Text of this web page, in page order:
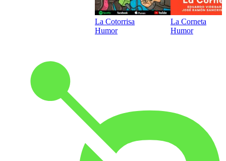
La Cotorrisa
Humor
La Corneta
Humor